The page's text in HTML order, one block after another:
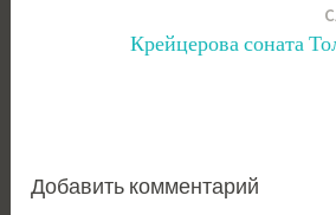
Крейцерова соната
Добавить комментарий